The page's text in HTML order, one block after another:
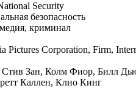
Security
безопасность
криминал
Corporation, Firm,
Зан, Колм Фиор, Билл
Каллен, Клио Кинг